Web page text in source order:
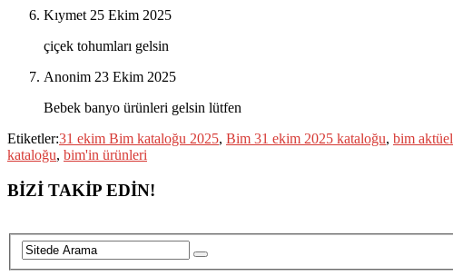
Kıymet 25 Ekim 2025
çiçek tohumları gelsin
Anonim 23 Ekim 2025
Bebek banyo ürünleri gelsin lütfen
Etiketler:31 ekim Bim kataloğu 2025, Bim 31 ekim 2025 kataloğu, bim aktüel
kataloğu, bim'in ürünleri
BİZİ TAKİP EDİN!